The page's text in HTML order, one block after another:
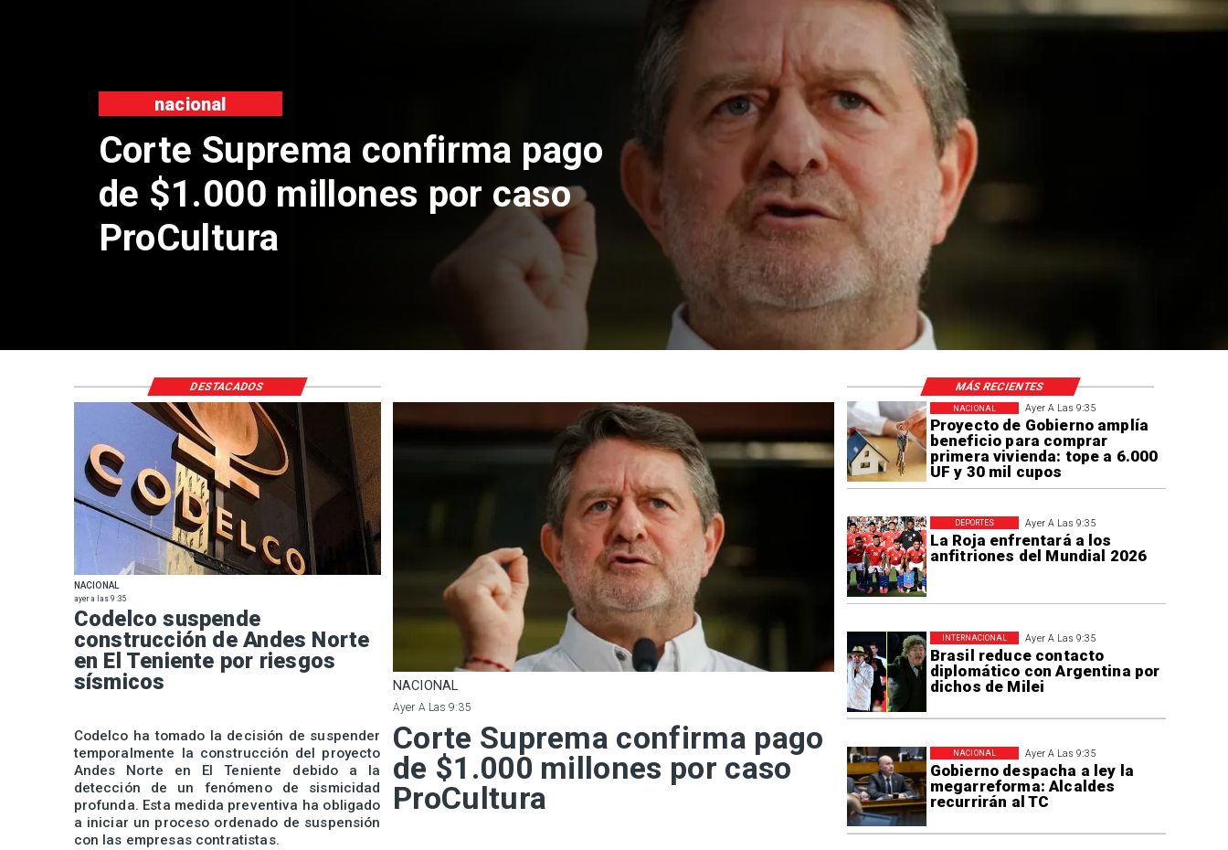
Codelco suspende construcción
de Andes Norte en El Teniente
por riesgos sísmicos
nacional
Ayer A Las 9:35
Proyecto de Gobierno amplía
beneficio para comprar
primera vivienda: tope a 6.000
UF y 30 mil cupos
NACIONAL
Ayer A Las 9:35
La Roja enfrentará a los
anfitriones del Mundial 2026
DEPORTES
Ayer A Las 9:35
Brasil reduce contacto
diplomático con Argentina por
dichos de Milei
INTERNACIONAL
Ayer A Las 9:35
Gobierno despacha a ley la
megarreforma: Alcaldes
recurrirán al TC
NACIONAL
NACIONAL
ayer a las 9:35
Codelco suspende
construcción de Andes Norte
en El Teniente por riesgos
sísmicos
Codelco ha tomado la decisión de suspender
temporalmente la construcción del proyecto
Andes Norte en El Teniente debido a la
detección de un fenómeno de sismicidad
profunda. Esta medida preventiva ha obligado
a iniciar un proceso ordenado de suspensión
con las empresas contratistas.
NACIONAL
Ayer A Las 9:35
Corte Suprema confirma pago
de $1.000 millones por caso
ProCultura
DESTACADOS MÁS RECIENTES